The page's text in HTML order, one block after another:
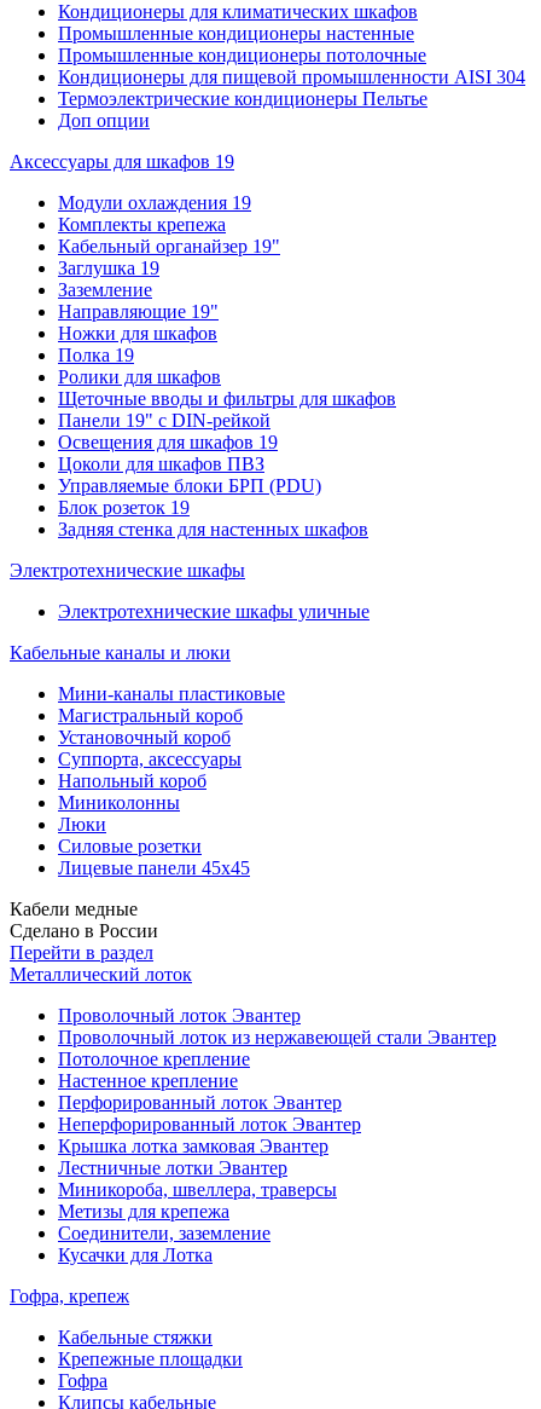
Кондиционеры для климатических шкафов
Промышленные кондиционеры настенные
Промышленные кондиционеры потолочные
Кондиционеры для пищевой промышленности AISI 304
Термоэлектрические кондиционеры Пельтье
Доп опции
Аксессуары для шкафов 19
Модули охлаждения 19
Комплекты крепежа
Кабельный органайзер 19"
Заглушка 19
Заземление
Направляющие 19"
Ножки для шкафов
Полка 19
Ролики для шкафов
Щеточные вводы и фильтры для шкафов
Панели 19" с DIN-рейкой
Освещения для шкафов 19
Цоколи для шкафов ПВЗ
Управляемые блоки БРП (PDU)
Блок розеток 19
Задняя стенка для настенных шкафов
Электротехнические шкафы
Электротехнические шкафы уличные
Кабельные каналы и люки
Мини-каналы пластиковые
Магистральный короб
Установочный короб
Суппорта, аксессуары
Напольный короб
Миниколонны
Люки
Силовые розетки
Лицевые панели 45х45
Кабели медные
Сделано в России
Перейти в раздел
Металлический лоток
Проволочный лоток Эвантер
Проволочный лоток из нержавеющей стали Эвантер
Потолочное крепление
Настенное крепление
Перфорированный лоток Эвантер
Неперфорированный лоток Эвантер
Крышка лотка замковая Эвантер
Лестничные лотки Эвантер
Миникороба, швеллера, траверсы
Метизы для крепежа
Соединители, заземление
Кусачки для Лотка
Гофра, крепеж
Кабельные стяжки
Крепежные площадки
Гофра
Клипсы кабельные